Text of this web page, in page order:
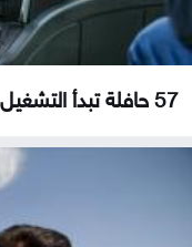
57 حافلة تبدأ التشغيل التجريبي لخطّي...